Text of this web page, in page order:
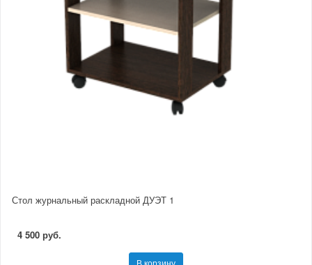
Стол журнальный раскладной ДУЭТ 1
4 500 руб.